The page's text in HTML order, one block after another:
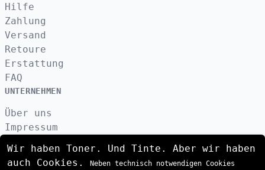
Hilfe
Zahlung
Versand
Retoure
Erstattung
FAQ
UNTERNEHMEN
Über uns
Impressum
Kontakt
Wir haben Toner. Und Tinte. Aber wir haben
auch Cookies.
Neben technisch notwendigen Cookies